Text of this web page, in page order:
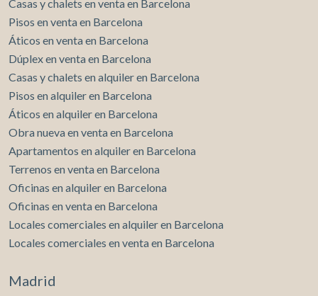
Casas y chalets en venta en Barcelona
Pisos en venta en Barcelona
Áticos en venta en Barcelona
Dúplex en venta en Barcelona
Casas y chalets en alquiler en Barcelona
Pisos en alquiler en Barcelona
Áticos en alquiler en Barcelona
Obra nueva en venta en Barcelona
Apartamentos en alquiler en Barcelona
Terrenos en venta en Barcelona
Oficinas en alquiler en Barcelona
Oficinas en venta en Barcelona
Locales comerciales en alquiler en Barcelona
Locales comerciales en venta en Barcelona
Madrid